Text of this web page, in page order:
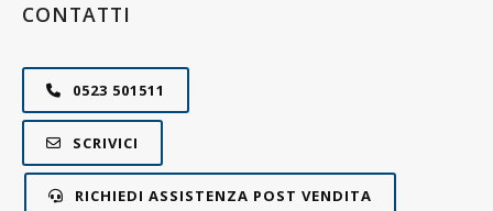
CONTATTI
0523 501511
SCRIVICI
RICHIEDI ASSISTENZA POST VENDITA